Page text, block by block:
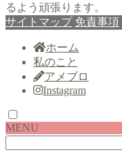
るよう頑張ります。
サイトマップ 免責事項
ホーム
私のこと
アメブロ
Instagram
MENU